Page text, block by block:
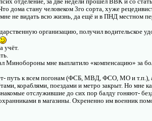
дома стану человеком 3го сорта, хуже
не видать всю жизнь, да ещё и в ПНД местном
организацию, получил водительское
учёт.
Минобороны мне выплатило «компенсацию» за
путь к всем погонам (ФСБ, МВД, ФСО, МО и т.п.),
кораблями, поездами и метро закрыт. Но мне
отслужившие до сих пор балду гоняют-
в магазины. Охрененно им военник